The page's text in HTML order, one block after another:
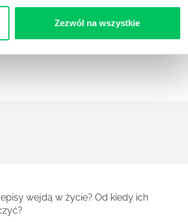
Zezwól na wszystkie
tego
wejdą w życie? Od kiedy ich